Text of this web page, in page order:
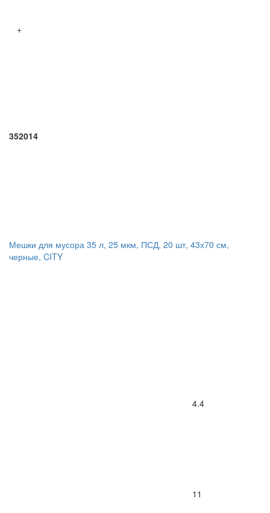
+
352014
Мешки для мусора 35 л, 25 мкм, ПСД, 20 шт, 43х70 см,
черные, CITY
4.4
11